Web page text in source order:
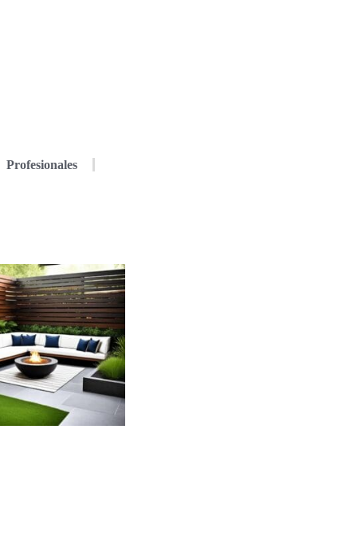
Profesionales